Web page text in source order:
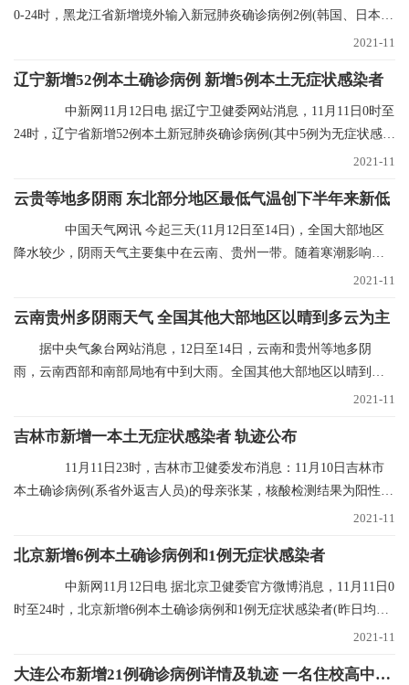
0-24时，黑龙江省新增境外输入新冠肺炎确诊病例2例(韩国、日本输
2021-11
辽宁新增52例本土确诊病例 新增5例本土无症状感染者
中新网11月12日电 据辽宁卫健委网站消息，11月11日0时至
24时，辽宁省新增52例本土新冠肺炎确诊病例(其中5例为无症状感染
2021-11
云贵等地多阴雨 东北部分地区最低气温创下半年来新低
中国天气网讯 今起三天(11月12日至14日)，全国大部地区
降水较少，阴雨天气主要集中在云南、贵州一带。随着寒潮影响结
2021-11
云南贵州多阴雨天气 全国其他大部地区以晴到多云为主
据中央气象台网站消息，12日至14日，云南和贵州等地多阴
雨，云南西部和南部局地有中到大雨。全国其他大部地区以晴到多
2021-11
吉林市新增一本土无症状感染者 轨迹公布
11月11日23时，吉林市卫健委发布消息：11月10日吉林市
本土确诊病例(系省外返吉人员)的母亲张某，核酸检测结果为阳性，
2021-11
北京新增6例本土确诊病例和1例无症状感染者
中新网11月12日电 据北京卫健委官方微博消息，11月11日0
时至24时，北京新增6例本土确诊病例和1例无症状感染者(昨日均已
2021-11
大连公布新增21例确诊病例详情及轨迹 一名住校高中生确诊